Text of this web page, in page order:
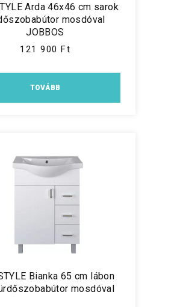
Arda 46x46 cm sarok
mosdóval
JOBBOS
121 900 Ft
TOVÁBB
Bianka 65 cm lábon
mosdóval